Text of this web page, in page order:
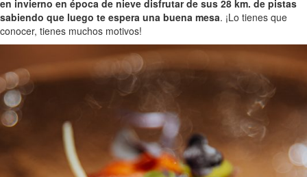
en invierno en época de nieve disfrutar de sus 28 km. de pistas
sabiendo que luego te espera una buena mesa. ¡Lo tienes que
conocer, tienes muchos motivos!